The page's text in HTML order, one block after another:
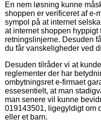
En nem løsning kunne
shoppen er verificeret af
sympol på at internet
at internet shoppen
retningslinjerne. Desuden
du får vanskeligheder ved
Desuden tilråder vi at
reglementer der har
ombytningsret e-firmaet
essesentielt, at man
man senere vil kunne
019143501, ligegyldigt om
eller et barn.